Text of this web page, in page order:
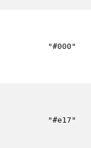
"#000"
"#e17"